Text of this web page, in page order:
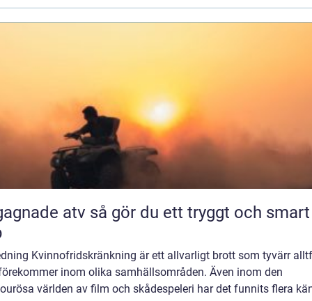
atv så gör du ett tryggt och smart
Kvinnofridskränkning är ett allvarligt brott som tyvärr
inom olika samhällsområden. Även inom den
världen av film och skådespeleri har det funnits flera